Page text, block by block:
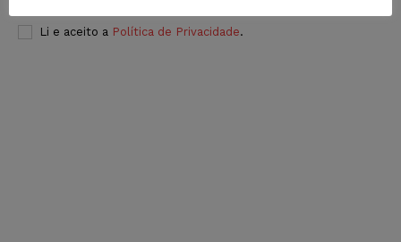
Li e aceito a Política de Privacidade.